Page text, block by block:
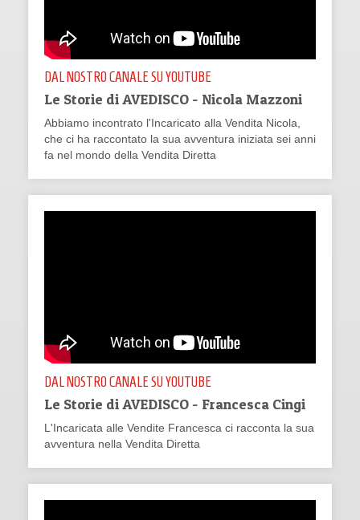
DAL NOSTRO CANALE SU YOUTUBE
Le Storie di AVEDISCO - Nicola Mazzoni
Abbiamo incontrato l'Incaricato alla Vendita Nicola,
che ci ha raccontato la sua avventura iniziata sei anni
fa nel mondo della Vendita Diretta
DAL NOSTRO CANALE SU YOUTUBE
Le Storie di AVEDISCO - Francesca Cingi
L'Incaricata alle Vendite Francesca ci racconta la sua
avventura nella Vendita Diretta